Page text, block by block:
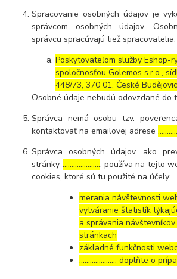
Spracovanie osobných údajov je
správcom osobných údajov.
správcu spracúvajú tiež spracovatelia:
Poskytovateľom služby Eshop-
spoločnosťou Golemos s.r.o.,
448/73, 370 01, České
Osobné údaje nebudú odovzdané do
Správca nemá osobu tzv.
kontaktovať na emailovej adrese
Správca osobných údajov, ako
stránky …………………, používa na tejto
cookies, ktoré sú tu použité na účely:
merania návštevnosti
vytváranie štatistík
a správania
stránkach
základné funkčnosti
………………… doplňte o